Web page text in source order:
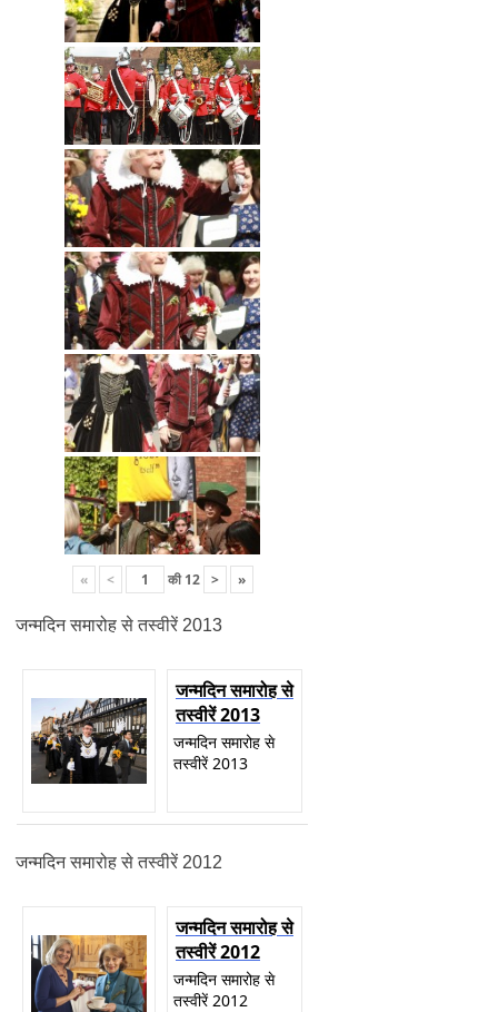
« < की12 > »
जन्मदिन समारोह से तस्वीरें 2013
जन्मदिन समारोह से
तस्वीरें 2013
जन्मदिन समारोह से
तस्वीरें 2013
जन्मदिन समारोह से तस्वीरें 2012
जन्मदिन समारोह से
तस्वीरें 2012
जन्मदिन समारोह से
तस्वीरें 2012